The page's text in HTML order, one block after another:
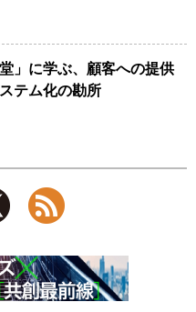
」に学ぶ、顧客への提供
テム化の勘所